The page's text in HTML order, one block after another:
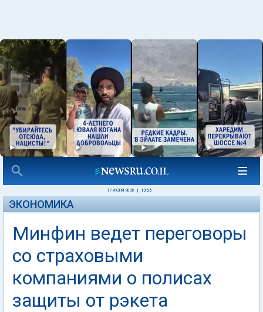
17 ИЮНЯ 2026 13:25
ЭКОНОМИКА
Минфин ведет переговоры
со страховыми
компаниями о полисах
защиты от рэкета